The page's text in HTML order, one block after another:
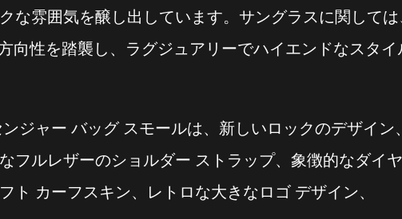
な雰囲気を醸し出しています。サングラスに関して
向性を踏襲し、ラグジュアリーでハイエンドなスタイ
ジャー バッグ スモールは、新しいロックのデザイン
フルレザーのショルダー ストラップ、象徴的なダイヤ
ト カーフスキン、レトロな大きなロゴ デザイン、